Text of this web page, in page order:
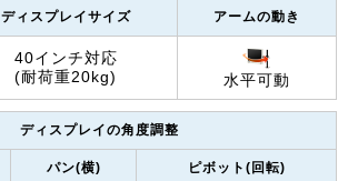
ディスプレイサイズ アームの動き
40インチ対応
(耐荷重20kg)
水平可動
ディスプレイの角度調整
パン(横) ピボット(回転)